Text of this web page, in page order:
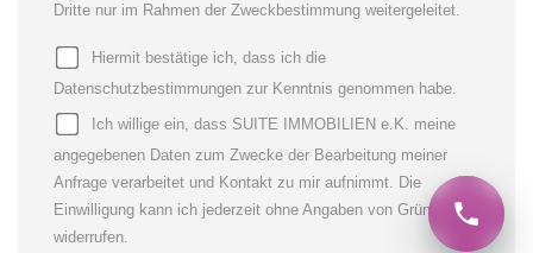
Dritte nur im Rahmen der Zweckbestimmung weitergeleitet.
Hiermit bestätige ich, dass ich die
Datenschutzbestimmungen zur Kenntnis genommen habe.
Ich willige ein, dass SUITE IMMOBILIEN e.K. meine
angegebenen Daten zum Zwecke der Bearbeitung meiner
Anfrage verarbeitet und Kontakt zu mir aufnimmt. Die
Einwilligung kann ich jederzeit ohne Angaben von Gründen
widerrufen.